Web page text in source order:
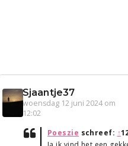
Sjaantje37
woensdag 12 juni 2024 om
12:02
Poeszie schreef: ↑